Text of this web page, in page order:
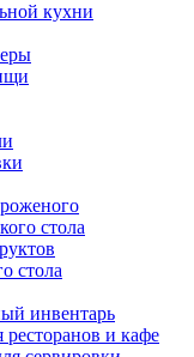
кухни
стола
стола
инвентарь
ресторанов и кафе